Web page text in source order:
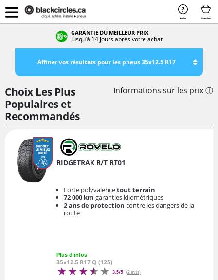
Aide Panier
GARANTIE DU MEILLEUR PRIX
Jusqu’à 14 jours après votre achat
Affiner vos résultats pour les pneus 35x12.5 R17
Choix Les Plus
Populaires et
Recommandés
Informations sur les prix ⓘ
RIDGETRAK R/T RT01
Forte polyvalencetout terrain
72 000 km garanties kilométriques
2 ans de protection contre les dangers de la
route
Plus d'infos
35x12.5 R17 Q (125)
3,5/5 (2 avis)